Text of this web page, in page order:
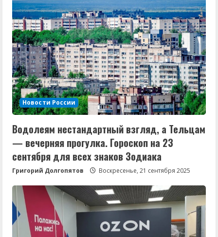
Новости России
Водолеям нестандартный взгляд, а Тельцам
— вечерняя прогулка. Гороскоп на 23
сентября для всех знаков Зодиака
Григорий Долгопятов Воскресенье, 21 сентября 2025